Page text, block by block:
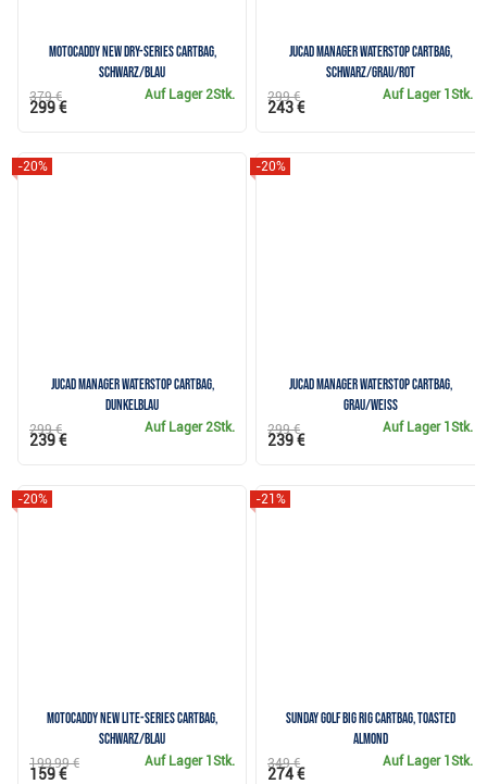
Motocaddy NEW Dry-Series Cartbag,
schwarz/blau
Auf Lager2Stk.
379 €
299 €
JuCad Manager Waterstop Cartbag,
schwarz/grau/rot
Auf Lager 1Stk.
299 €
243 €
JuCad Manager Waterstop Cartbag,
dunkelblau
-20%
Auf Lager2Stk.
299 €
239 €
JuCad Manager Waterstop Cartbag,
grau/weiss
-20%
Auf Lager 1Stk.
299 €
239 €
Motocaddy NEW Lite-Series Cartbag,
schwarz/blau
-20%
Auf Lager 1Stk.
199,99 €
159 €
Sunday Golf Big Rig Cartbag, toasted
almond
-21%
Auf Lager 1Stk.
349 €
274 €